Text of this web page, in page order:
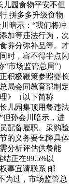
儿园食物平安不但
拼多多升级食物
暗示：“我们将冲
加等违法行为，次
养分弥补品等。才
时，容不得半点闪
市场监管总局”）
积极鞭策参照婴长
局会同教育部制定
》（以下简称
儿园集顶用餐违法
但孙会川暗示，进
配备履职、采购验
的义务要乞降具体
分析评估供餐能
正在99.5%以
事宜请联系 邮
为过，市场监管总